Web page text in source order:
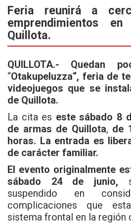
ce
b
o
o
k
tt
er
at
s
A
p
p
Feria reunirá a
emprendimientos
Quillota.
QUILLOTA.- Quedan
“Otakupeluzza“, feria de
videojuegos que se
de Quillota.
La cita es este sábado 8
de armas de Quillota, de
horas. La entrada es
de carácter familiar.
El evento originalmente
sábado 24 de junio,
suspendido en
complicaciones que
sistema frontal en la región